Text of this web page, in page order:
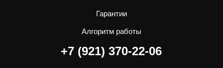
Гарантии
+7 (921) 370-22-06
Алгоритм работы